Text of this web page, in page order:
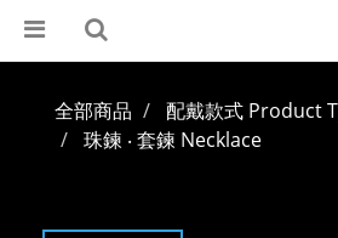
全部商品
配戴款式 Product
珠鍊 ‧ 套鍊 Necklace